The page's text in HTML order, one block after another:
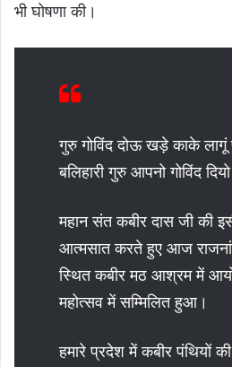
भी घोषणा की।
गुरु गोविंद दोऊ खड़े काके लागूं
बलिहारी गुरु आपनो गोविंद
महान संत कबीर दास जी की
आत्मसात करते हुए आज
स्थित कबीर मठ आश्रम में
महोत्सव में सम्मिलित हुआ।
हमारे प्रदेश में कबीर पंथियों